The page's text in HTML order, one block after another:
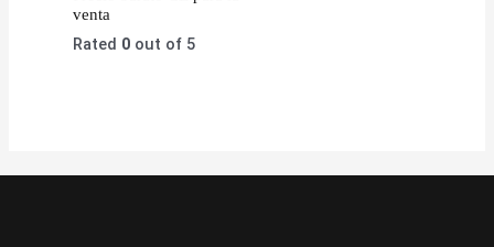
venta
Rated 0 out of 5